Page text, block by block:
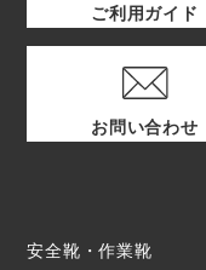
ご利用ガイド
お問い合わせ
安全靴・作業靴